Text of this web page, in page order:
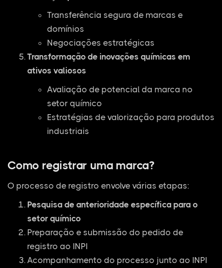
Transferência segura de marcas e
domínios
Negociações estratégicas
Transformação de inovações químicas em
ativos valiosos
Avaliação de potencial da marca no
setor químico
Estratégias de valorização para produtos
industriais
Como registrar uma marca?
O processo de registro envolve várias etapas:
Pesquisa de anterioridade específica para o
setor químico
Preparação e submissão do pedido de
registro ao INPI
Acompanhamento do processo junto ao INPI